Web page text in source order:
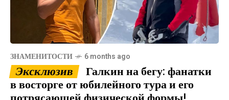
ЗНАМЕНИТОСТИ 6 months ago
Эксклюзив
Галкин на бегу: фанатки
в восторге от юбилейного тура и его